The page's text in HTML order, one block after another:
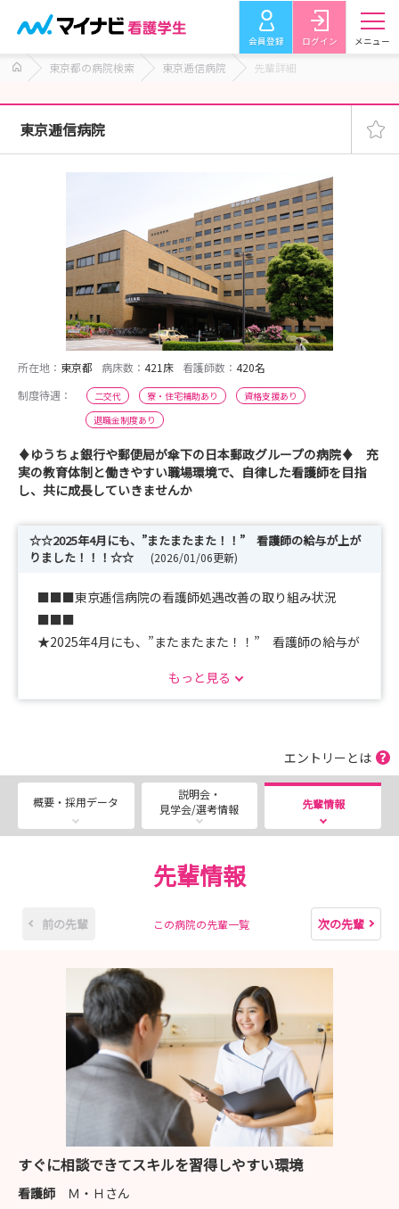
会員登録 ログイン メニュー
東京都の病院検索 東京逓信病院 先輩詳細
東京逓信病院
所在地： 東京都 病床数： 421床 看護師数： 420名
制度待遇：
二交代 寮・住宅補助あり
資格支援あり
退職金制度あり
♦ゆうちょ銀行や郵便局が傘下の日本郵政グループの病院♦ 充
実の教育体制と働きやすい職場環境で、自律した看護師を目指
し、共に成長していきませんか
☆☆2025年4月にも、”またまたまた！！” 看護師の給与が上が
りました！！！☆☆
(2026/01/06更新)
■■■東京逓信病院の看護師処遇改善の取り組み状況
■■■
★2025年4月にも、”またまたまた！！” 看護師の給与が
★2024年4月にも、”またまた！！” 看護師の給与が上が
★2023年4月、看護師の給与が上がりました！
当院では看護師の処遇改善にずっと取り組んでおり、
師の給与が上がりました！！！
これからも引き続き看護師の処遇改善に取り組んでいきま
す！
◎東京逓信病院のおすすめポイント◎
♪病院の立地がとても便利なところ♪
・良縁で有名な東京大神宮が近い！
・歴史と風情を感じる街神楽坂通りが近い！
・東京ドームが近い！
・日本武道館も近い！
・電車で、新宿まで12分、渋谷まで18分、銀座まで14
分！
もっと見る
エントリーとは
概要・採用データ
説明会・
見学会/選考情報
先輩情報
先輩情報
前の先輩 この病院の先輩一覧 次の先輩
すぐに相談できてスキルを習得しやすい環境
看護師 Ｍ・Ｈさん